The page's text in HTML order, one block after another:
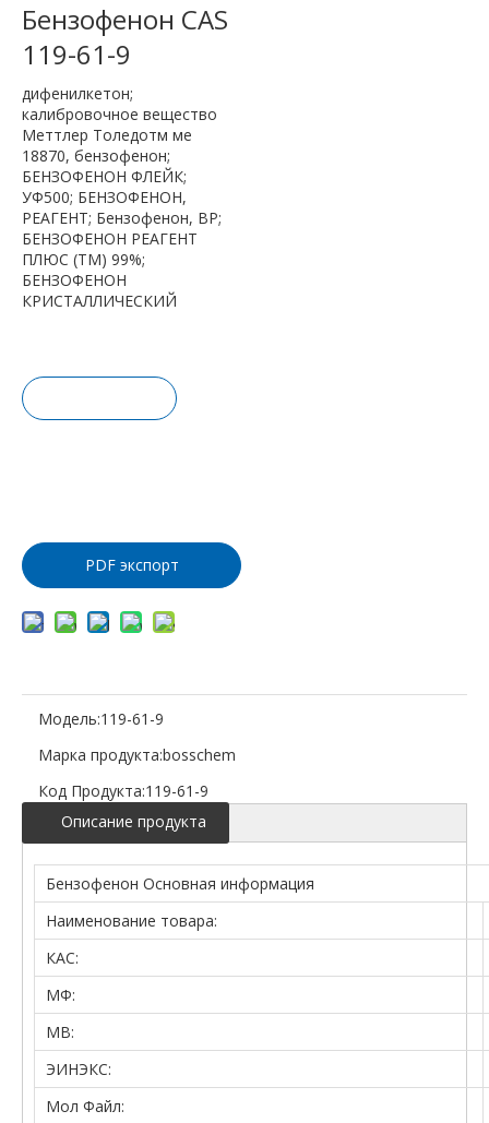
Бензофенон CAS
119-61-9
дифенилкетон;
калибровочное вещество
Меттлер Толедотм ме
18870, бензофенон;
БЕНЗОФЕНОН ФЛЕЙК;
УФ500; БЕНЗОФЕНОН,
РЕАГЕНТ; Бензофенон, BP;
БЕНЗОФЕНОН РЕАГЕНТ
ПЛЮС (TM) 99%;
БЕНЗОФЕНОН
КРИСТАЛЛИЧЕСКИЙ
PDF экспорт
Модель:119-61-9
Марка продукта:bosschem
Код Продукта:119-61-9
Описание продукта
Бензофенон Основная информация
Наименование товара:
КАС:
МФ:
МВ:
ЭИНЭКС:
Мол Файл: